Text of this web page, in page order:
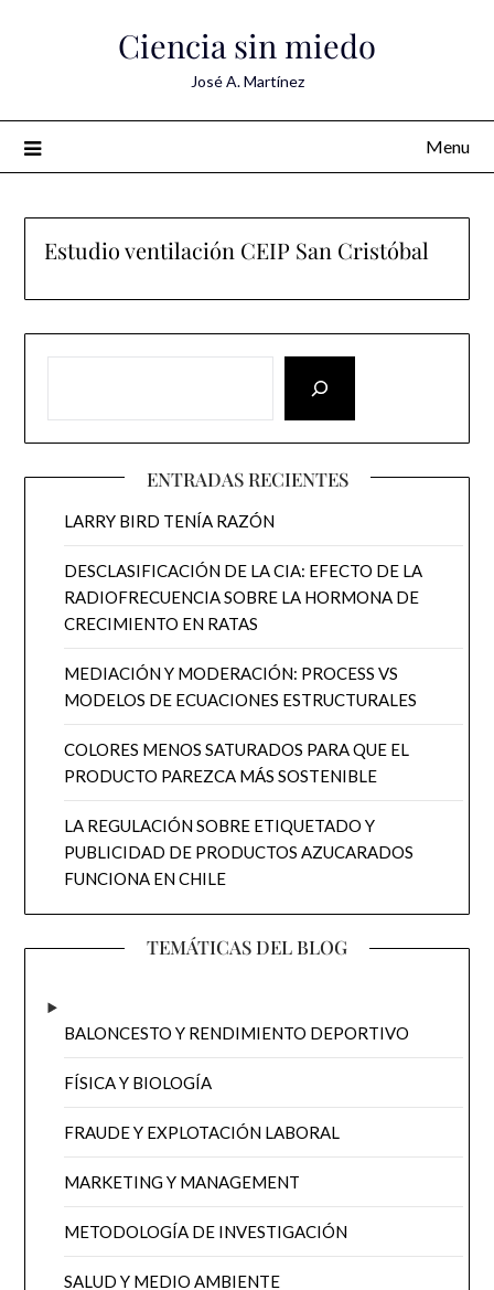
Ciencia sin miedo
José A. Martínez
Menu
Estudio ventilación CEIP San Cristóbal
ENTRADAS RECIENTES
LARRY BIRD TENÍA RAZÓN
DESCLASIFICACIÓN DE LA CIA: EFECTO DE LA
RADIOFRECUENCIA SOBRE LA HORMONA DE
CRECIMIENTO EN RATAS
MEDIACIÓN Y MODERACIÓN: PROCESS VS
MODELOS DE ECUACIONES ESTRUCTURALES
COLORES MENOS SATURADOS PARA QUE EL
PRODUCTO PAREZCA MÁS SOSTENIBLE
LA REGULACIÓN SOBRE ETIQUETADO Y
PUBLICIDAD DE PRODUCTOS AZUCARADOS
FUNCIONA EN CHILE
TEMÁTICAS DEL BLOG
BALONCESTO Y RENDIMIENTO DEPORTIVO
FÍSICA Y BIOLOGÍA
FRAUDE Y EXPLOTACIÓN LABORAL
MARKETING Y MANAGEMENT
METODOLOGÍA DE INVESTIGACIÓN
SALUD Y MEDIO AMBIENTE